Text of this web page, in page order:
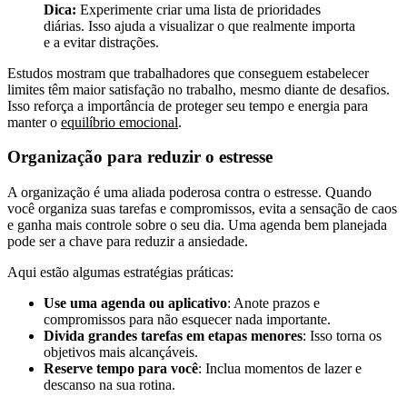
Dica: Experimente criar uma lista de prioridades
diárias. Isso ajuda a visualizar o que realmente importa
e a evitar distrações.
Estudos mostram que trabalhadores que conseguem estabelecer
limites têm maior satisfação no trabalho, mesmo diante de desafios.
Isso reforça a importância de proteger seu tempo e energia para
manter o equilíbrio emocional.
Organização para reduzir o estresse
A organização é uma aliada poderosa contra o estresse. Quando
você organiza suas tarefas e compromissos, evita a sensação de caos
e ganha mais controle sobre o seu dia. Uma agenda bem planejada
pode ser a chave para reduzir a ansiedade.
Aqui estão algumas estratégias práticas:
Use uma agenda ou aplicativo: Anote prazos e
compromissos para não esquecer nada importante.
Divida grandes tarefas em etapas menores: Isso torna os
objetivos mais alcançáveis.
Reserve tempo para você: Inclua momentos de lazer e
descanso na sua rotina.